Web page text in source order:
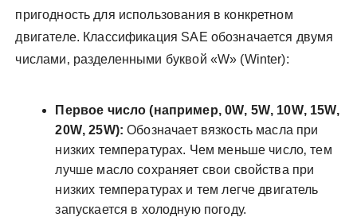
пригодность для использования в конкретном
двигателе. Классификация SAE обозначается двумя
числами‚ разделенными буквой «W» (Winter):
Первое число (например‚ 0W‚ 5W‚ 10W‚ 15W‚
20W‚ 25W): Обозначает вязкость масла при
низких температурах. Чем меньше число‚ тем
лучше масло сохраняет свои свойства при
низких температурах и тем легче двигатель
запускается в холодную погоду.